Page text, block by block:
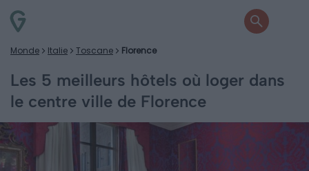
Monde Italie Toscane Florence
Les 5 meilleurs hôtels où loger dans
le centre ville de Florence